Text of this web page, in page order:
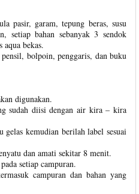
pasir, garam, tepung beras, susu
setiap bahan sebanyak 3 sendok
aqua bekas.
bolpoin, penggaris, dan buku
digunakan.
sudah diisi dengan air kira – kira
gelas kemudian berilah label sesuai
dan amati sekitar 8 menit.
setiap campuran.
campuran dan bahan yang